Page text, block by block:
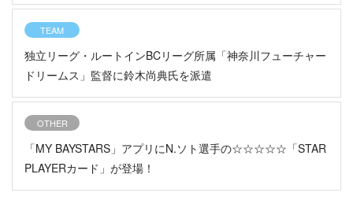
TEAM
独立リーグ・ルートインBCリーグ所属「神奈川フューチャー
ドリームス」監督に鈴木尚典氏を派遣
OTHER
「MY BAYSTARS」アプリにN.ソト選手の☆☆☆☆☆「STAR
PLAYERカード」が登場！